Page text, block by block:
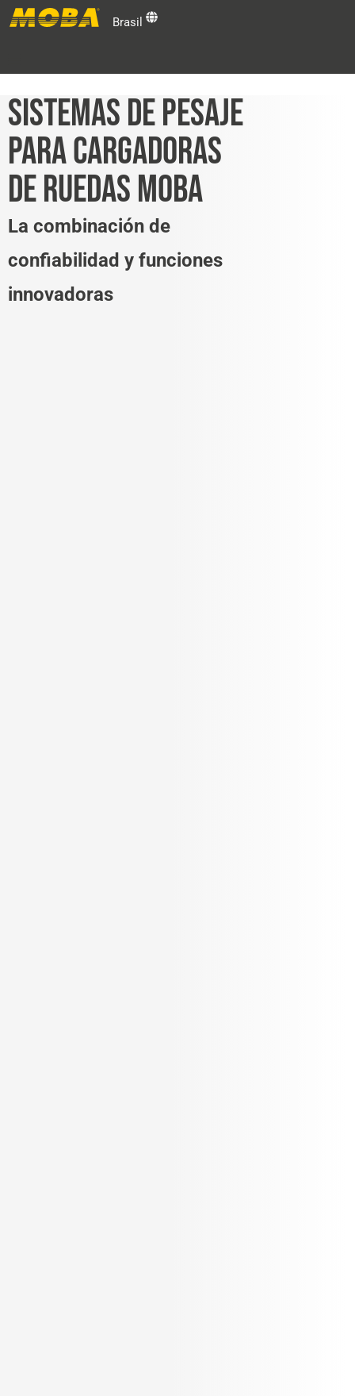
Brasil
Fabricantes de Máquinas
Usuarios Finales
Soporte Técnico y Centro de Capacitación
Contacto MOBA
SISTEMAS DE PESAJE
PARA CARGADORAS
DE RUEDAS MOBA
La combinación de
confiabilidad y funciones
innovadoras